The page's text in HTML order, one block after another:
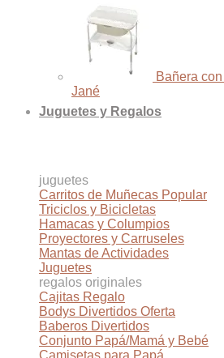
Bañera
Jané
Juguetes y Regalos
juguetes
Carritos de Muñecas
Triciclos y Bicicletas
Hamacas y Columpios
Proyectores y Carruseles
Mantas de Actividades
Juguetes
regalos originales
Cajitas Regalo
Bodys Divertidos
Baberos Divertidos
Conjunto Papá/Mamá y Bebé
Camisetas para Papá